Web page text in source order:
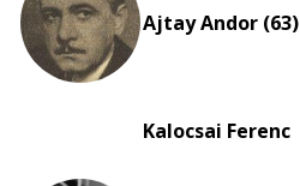
Ajtay Andor (63)
Kalocsai Ferenc